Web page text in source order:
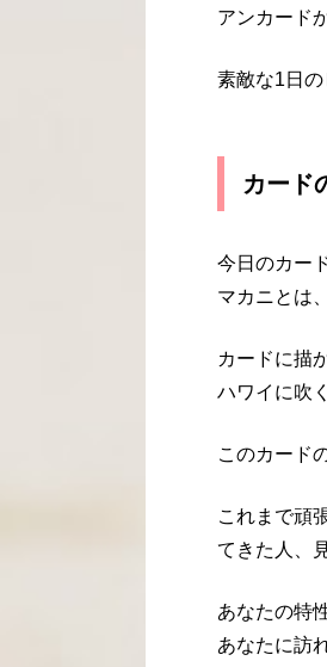
アンカード
素敵な1日の
カード
今日のカー
マカニとは
カードに描
ハワイに吹
このカード
これまで頑
てきた人、
あなたの特
あなたに訪